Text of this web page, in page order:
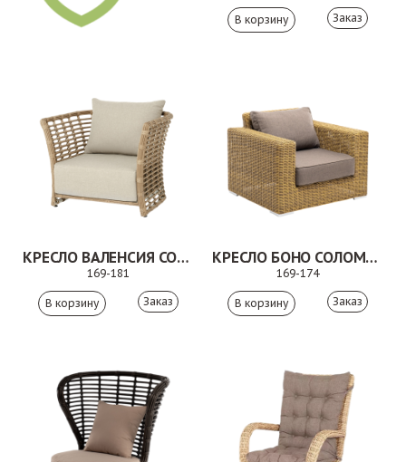
Заказ
КРЕСЛО ВАЛЕНСИЯ СОЛОМЕННЫЙ
169-181
Заказ
КРЕСЛО БОНО СОЛОМЕННЫЙ
169-174
Заказ